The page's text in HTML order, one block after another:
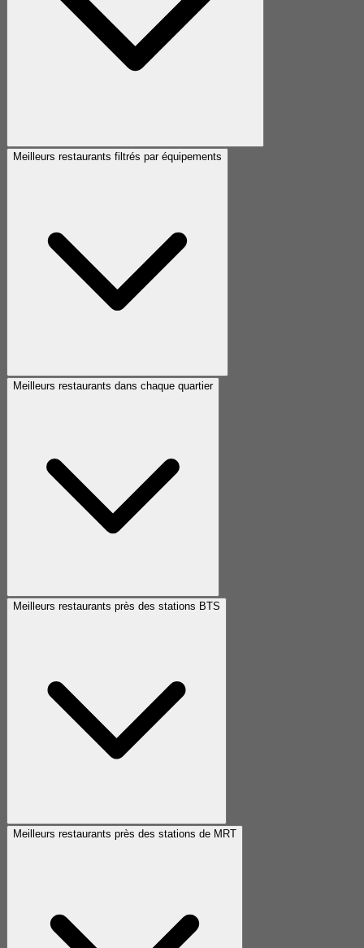
Meilleurs restaurants filtrés par équipements
Meilleurs restaurants dans chaque quartier
Meilleurs restaurants près des stations BTS
Meilleurs restaurants près des stations de MRT